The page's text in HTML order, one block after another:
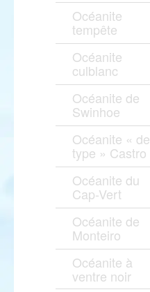
Océanite
tempête
Océanite
culblanc
Océanite de
Swinhoe
Océanite « de
type » Castro
Océanite du
Cap-Vert
Océanite de
Monteiro
Océanite à
ventre noir